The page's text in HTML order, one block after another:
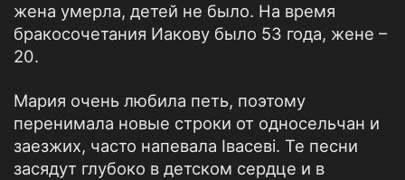
жена умерла, детей не было. На время
бракосочетания Иакову было 53 года, жене –
20.
Мария очень любила петь, поэтому
перенимала новые строки от односельчан и
заезжих, часто напевала Івасеві. Те песни
засядут глубоко в детском сердце и в